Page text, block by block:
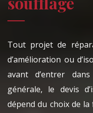
Tout projet de
d’amélioration ou
avant d’entrer
générale, le devis
dépend du choix de